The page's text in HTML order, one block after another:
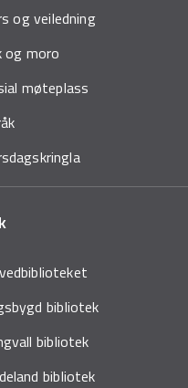
og veiledning
og moro
møteplass
bibliotek
bibliotek
bibliotek